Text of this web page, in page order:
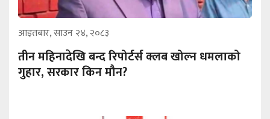
आइतबार, साउन २४, २०८३
तीन महिनादेखि बन्द रिपोर्टर्स क्लब खोल्न धमलाको
गुहार, सरकार किन मौन?